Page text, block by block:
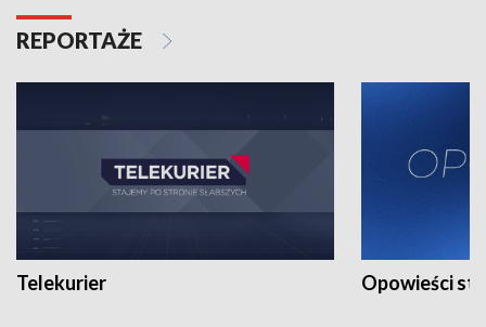
REPORTAŻE
Telekurier Opowieści